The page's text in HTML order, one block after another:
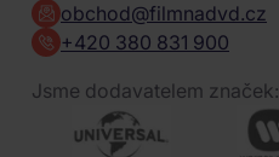
obchod@filmnadvd.cz
+420 380 831 900
Jsme dodavatelem značek: